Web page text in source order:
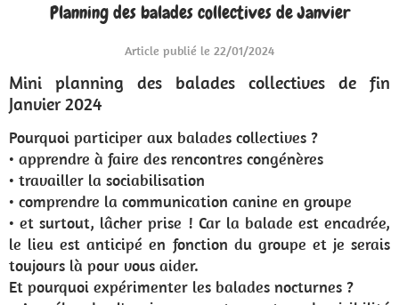
Planning des balades collectives de Janvier
Article publié le 22/01/2024
Mini planning des balades collectives de fin
Janvier 2024
Pourquoi participer aux balades collectives ?
• apprendre à faire des rencontres congénères
• travailler la sociabilisation
• comprendre la communication canine en groupe
• et surtout, lâcher prise ! Car la balade est encadrée,
le lieu est anticipé en fonction du groupe et je serais
toujours là pour vous aider.
Et pourquoi expérimenter les balades nocturnes ?